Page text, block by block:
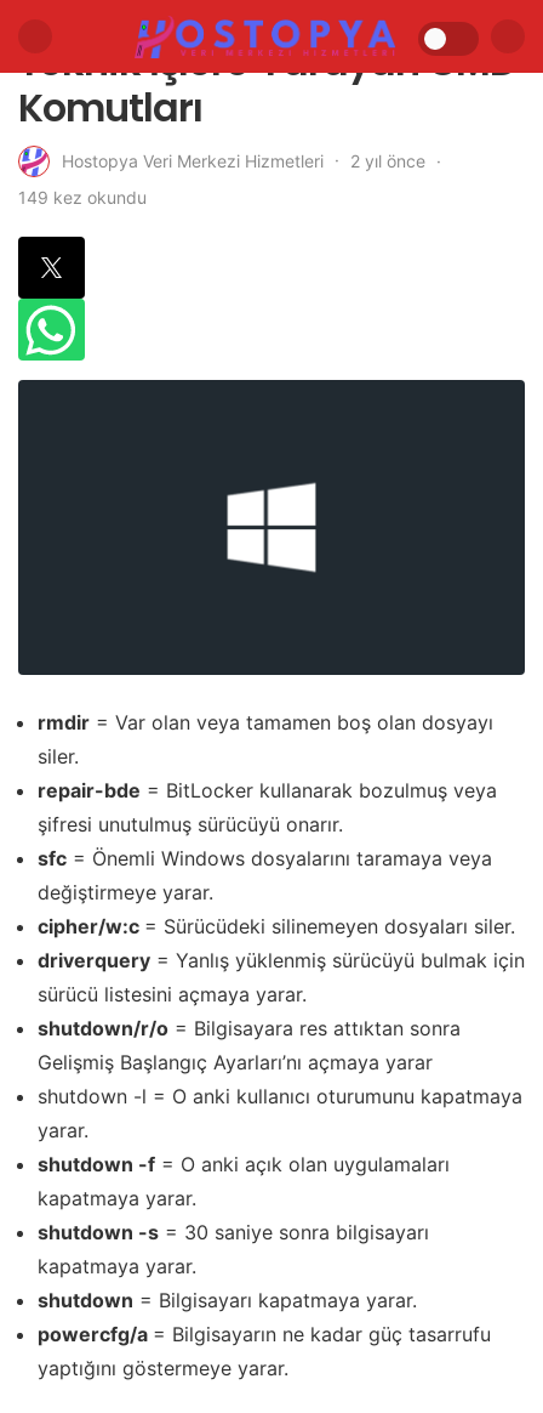
Teknik İşlere Yarayan CMD
Komutları
Hostopya Veri Merkezi Hizmetleri
2 yıl önce
149 kez okundu
rmdir = Var olan veya tamamen boş olan dosyayı
siler.
repair-bde = BitLocker kullanarak bozulmuş veya
şifresi unutulmuş sürücüyü onarır.
sfc = Önemli Windows dosyalarını taramaya veya
değiştirmeye yarar.
cipher/w:c = Sürücüdeki silinemeyen dosyaları siler.
driverquery = Yanlış yüklenmiş sürücüyü bulmak için
sürücü listesini açmaya yarar.
shutdown/r/o = Bilgisayara res attıktan sonra
Gelişmiş Başlangıç Ayarları’nı açmaya yarar
shutdown -l = O anki kullanıcı oturumunu kapatmaya
yarar.
shutdown -f = O anki açık olan uygulamaları
kapatmaya yarar.
shutdown -s = 30 saniye sonra bilgisayarı
kapatmaya yarar.
shutdown = Bilgisayarı kapatmaya yarar.
powercfg/a = Bilgisayarın ne kadar güç tasarrufu
yaptığını göstermeye yarar.